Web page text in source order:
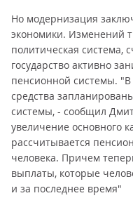
Но модернизация
экономики. Изменений
политическая система,
государство активно
пенсионной системы.
средства
системы, - сообщил
увеличение основного
рассчитывается
человека. Причем
выплаты, которые
и за последнее время"